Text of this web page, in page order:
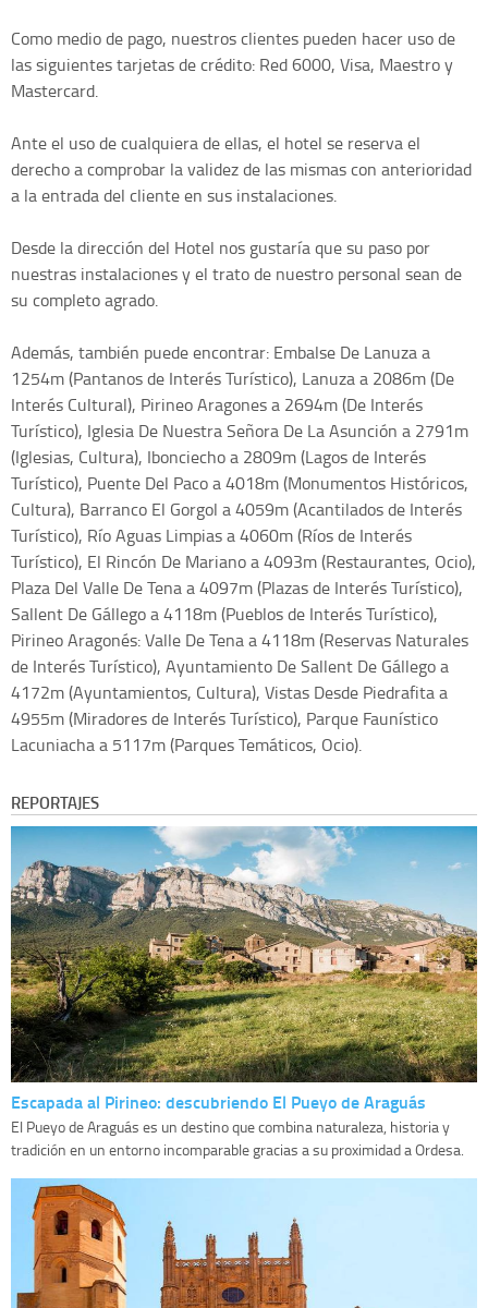
Como medio de pago, nuestros clientes pueden hacer uso de
las siguientes tarjetas de crédito: Red 6000, Visa, Maestro y
Mastercard.
Ante el uso de cualquiera de ellas, el hotel se reserva el
derecho a comprobar la validez de las mismas con anterioridad
a la entrada del cliente en sus instalaciones.
Desde la dirección del Hotel nos gustaría que su paso por
nuestras instalaciones y el trato de nuestro personal sean de
su completo agrado.
Además, también puede encontrar: Embalse De Lanuza a
1254m (Pantanos de Interés Turístico), Lanuza a 2086m (De
Interés Cultural), Pirineo Aragones a 2694m (De Interés
Turístico), Iglesia De Nuestra Señora De La Asunción a 2791m
(Iglesias, Cultura), Ibonciecho a 2809m (Lagos de Interés
Turístico), Puente Del Paco a 4018m (Monumentos Históricos,
Cultura), Barranco El Gorgol a 4059m (Acantilados de Interés
Turístico), Río Aguas Limpias a 4060m (Ríos de Interés
Turístico), El Rincón De Mariano a 4093m (Restaurantes, Ocio),
Plaza Del Valle De Tena a 4097m (Plazas de Interés Turístico),
Sallent De Gállego a 4118m (Pueblos de Interés Turístico),
Pirineo Aragonés: Valle De Tena a 4118m (Reservas Naturales
de Interés Turístico), Ayuntamiento De Sallent De Gállego a
4172m (Ayuntamientos, Cultura), Vistas Desde Piedrafita a
4955m (Miradores de Interés Turístico), Parque Faunístico
Lacuniacha a 5117m (Parques Temáticos, Ocio).
REPORTAJES
Escapada al Pirineo: descubriendo El Pueyo de Araguás
El Pueyo de Araguás es un destino que combina naturaleza, historia y
tradición en un entorno incomparable gracias a su proximidad a Ordesa.